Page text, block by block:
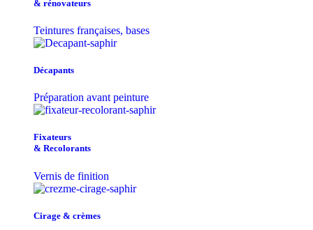
& r​é​novateurs
Teintures françaises, bases
Décapants
Préparation avant peinture
Fixateurs
& Recolorants
Vernis de finition
Cirage & crèmes